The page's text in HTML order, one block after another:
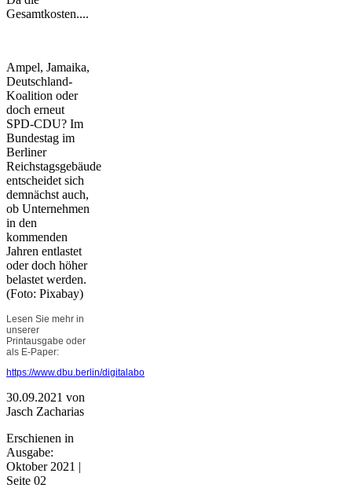
Gesamtkosten....
Ampel, Jamaika,
Deutschland-
Koalition oder
doch erneut
SPD-CDU? Im
Bundestag im
Berliner
Reichstagsgebäude
entscheidet sich
demnächst auch,
ob Unternehmen
in den
kommenden
Jahren entlastet
oder doch höher
belastet werden.
(Foto: Pixabay)
Lesen Sie mehr in
unserer
Printausgabe oder
als E-Paper:
https://www.dbu.berlin/digitalabo
30.09.2021 von
Jasch Zacharias
Erschienen in
Ausgabe:
Oktober 2021 |
Seite 02